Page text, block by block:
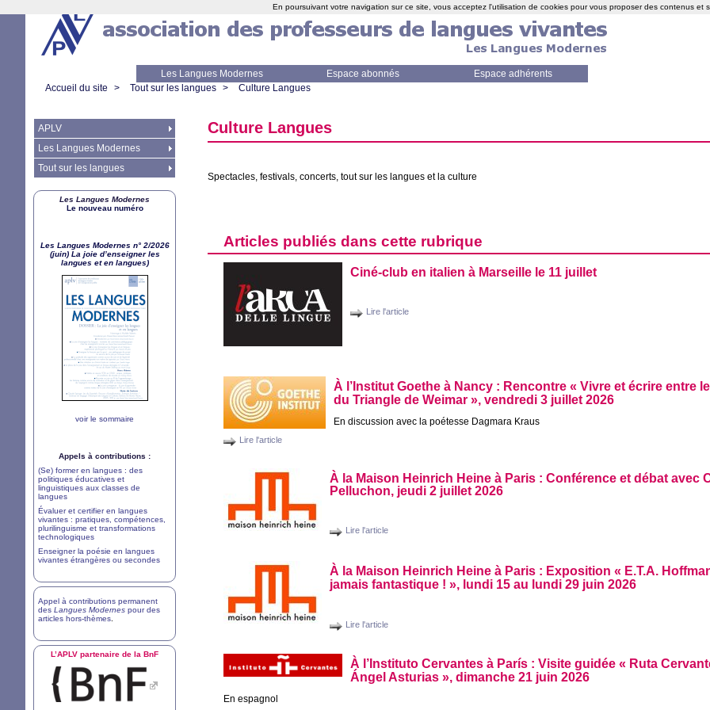
Les Langues Modernes Espace abonnés
Espace adhérents
Accueil du site > Tout sur les langues > Culture Langues
Culture Langues
Spectacles, festivals, concerts, tout sur les langues et la culture
Articles publiés dans cette rubrique
Ciné-club en italien à Marseille le 11 juillet
Lire l'article
À l’Institut Goethe à Nancy : Rencontre « Vivre et écrire entre
du Triangle de Weimar », vendredi 3 juillet 2026
En discussion avec la poétesse Dagmara Kraus
Lire l'article
À la Maison Heinrich Heine à Paris : Conférence et débat avec
Pelluchon, jeudi 2 juillet 2026
Lire l'article
À la Maison Heinrich Heine à Paris : Exposition « E.T.A.
jamais fantastique ! », lundi 15 au lundi 29 juin 2026
Lire l'article
À l’Instituto Cervantes à París : Visite guidée « Ruta
Ángel Asturias », dimanche 21 juin 2026
En espagnol
APLV
Les Langues Modernes
Tout sur les langues
Les Langues Modernes
Le nouveau numéro
Les Langues Modernes n° 2/2026
(juin) La joie d’enseigner les
langues et en langues)
voir le sommaire
Appels à contributions :
(Se) former en langues : des
politiques éducatives et
linguistiques aux classes de
langues
Évaluer et certifier en langues
vivantes : pratiques, compétences,
plurilinguisme et transformations
technologiques
Enseigner la poésie en langues
vivantes étrangères ou secondes
Appel à contributions permanent
des Langues Modernes pour des
articles hors-thèmes
L’APLV partenaire de la BnF
En poursuivant votre navigation sur ce site, vous acceptez l'utilisation de cookies pour vous proposer des contenus et